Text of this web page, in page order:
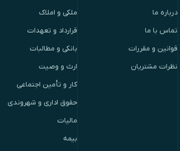
درباره ما
تماس با ما
قوانین و مقررات
نظرات مشتریان
ملکی و املاک
قرارداد و تعهدات
بانکی و مطالبات
ارث و وصیت
کار و تأمین اجتماعی
حقوق اداری و شهروندی
مالیات
بیمه